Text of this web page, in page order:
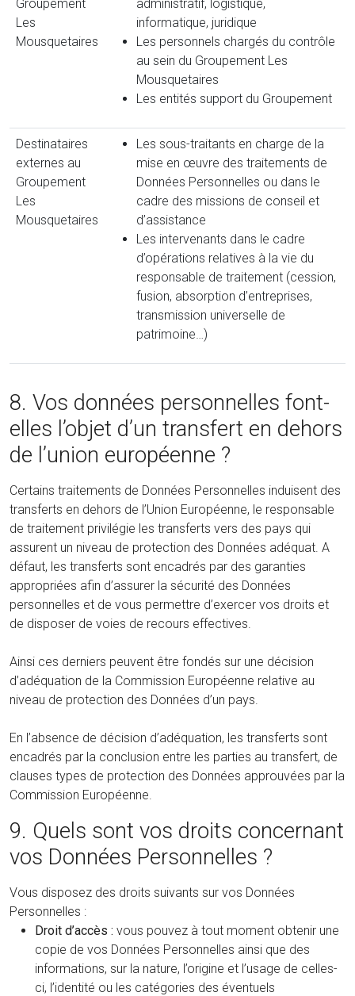
Groupement
Les
Mousquetaires
administratif, logistique,
informatique, juridique
Les personnels chargés du contrôle
au sein du Groupement Les
Mousquetaires
Les entités support du Groupement
Destinataires
externes au
Groupement
Les
Mousquetaires
Les sous-traitants en charge de la
mise en œuvre des traitements de
Données Personnelles ou dans le
cadre des missions de conseil et
d’assistance
Les intervenants dans le cadre
d’opérations relatives à la vie du
responsable de traitement (cession,
fusion, absorption d’entreprises,
transmission universelle de
patrimoine…)
8. Vos données personnelles font-
elles l’objet d’un transfert en dehors
de l’union européenne ?
Certains traitements de Données Personnelles induisent des
transferts en dehors de l’Union Européenne, le responsable
de traitement privilégie les transferts vers des pays qui
assurent un niveau de protection des Données adéquat. A
défaut, les transferts sont encadrés par des garanties
appropriées afin d’assurer la sécurité des Données
personnelles et de vous permettre d’exercer vos droits et
de disposer de voies de recours effectives.
Ainsi ces derniers peuvent être fondés sur une décision
d’adéquation de la Commission Européenne relative au
niveau de protection des Données d’un pays.
En l’absence de décision d’adéquation, les transferts sont
encadrés par la conclusion entre les parties au transfert, de
clauses types de protection des Données approuvées par la
Commission Européenne.
9. Quels sont vos droits concernant
vos Données Personnelles ?
Vous disposez des droits suivants sur vos Données
Personnelles :
Droit d’accès : vous pouvez à tout moment obtenir une
copie de vos Données Personnelles ainsi que des
informations, sur la nature, l’origine et l’usage de celles-
ci, l’identité ou les catégories des éventuels